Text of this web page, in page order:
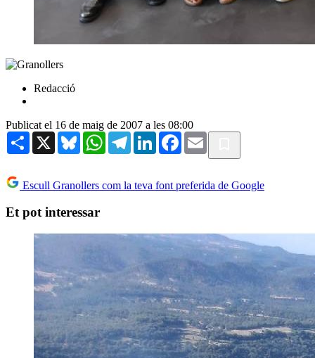
Redacció
Publicat el 16 de maig de 2007 a les 08:00
Share X BlueskyWhatsAppTelegramLinkedInFacebook
Email
Escull Granollers com la teva font preferida de Google
Et pot interessar